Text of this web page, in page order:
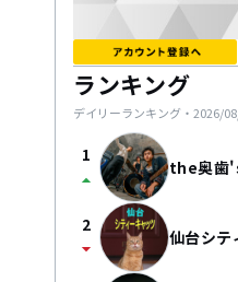
ランキング
デイリーランキング・ 2026/
1
arrow_drop_up the奥歯
2
arrow_drop_down 仙台シテ